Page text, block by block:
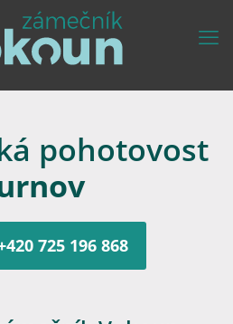
pohotovost
725 196 868